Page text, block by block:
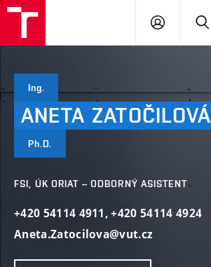
PŘIHLÁSIT
Ing.
ANETA ZATOČILOVÁ
Ph.D.
FSI, ÚK ORIAT – ODBORNÝ ASISTENT
+420 54114 4911,+420 54114 4924
Aneta.Zatocilova@vut.cz